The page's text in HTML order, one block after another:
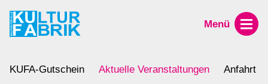
Menü
KUFA-Gutschein Aktuelle Veranstaltungen Anfahrt